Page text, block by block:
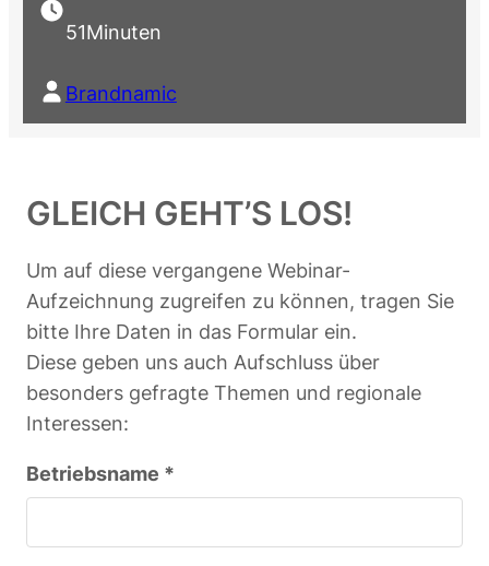
51Minuten
Brandnamic
GLEICH GEHT’S LOS!
Um auf diese vergangene Webinar-
Aufzeichnung zugreifen zu können, tragen Sie
bitte Ihre Daten in das Formular ein.
Diese geben uns auch Aufschluss über
besonders gefragte Themen und regionale
Interessen:
Betriebsname *